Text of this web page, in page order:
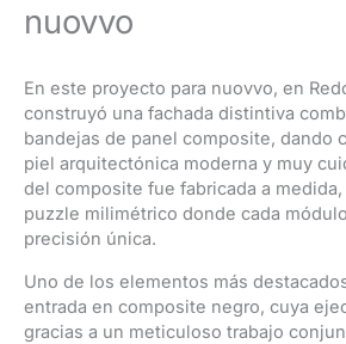
nuovvo
En este proyecto para nuovvo, en
construyó una fachada distintiva
bandejas de panel composite, dando
piel arquitectónica moderna y muy
del composite fue fabricada a
puzzle milimétrico donde cada
precisión única.
Uno de los elementos más
entrada en composite negro, cuya
gracias a un meticuloso trabajo